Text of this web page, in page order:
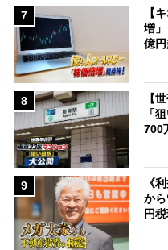
7
【
増
億
8
【
「
700
9
《
か
円